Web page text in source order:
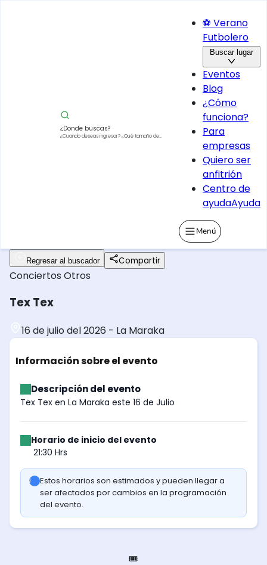
¿Donde buscas?
¿Cuando deseas ingresar?¿Qué tamaño de
⚽ Verano
Futbolero
Buscar lugar
Eventos
Blog
¿Cómo
funciona?
Para
empresas
Quiero ser
anfitrión
Centro de
ayudaAyuda
Menú
Regresar al buscador Compartir
Conciertos Otros
Tex Tex
16 de julio del 2026 - La Maraka
Información sobre el evento
Descripción del evento
Tex Tex en La Maraka este 16 de Julio
Horario de inicio del evento
21:30 Hrs
Estos horarios son estimados y pueden llegar a
ser afectados por cambios en la programación
del evento.
🎟️